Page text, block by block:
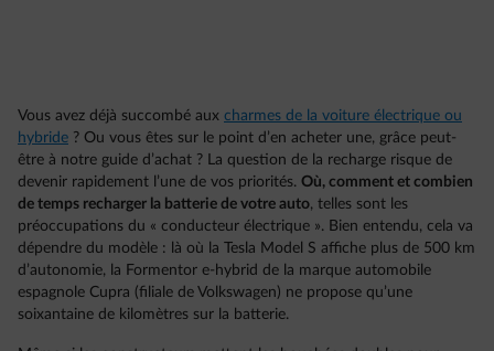
Vous avez déjà succombé aux charmes de la voiture électrique ou
hybride ? Ou vous êtes sur le point d’en acheter une, grâce peut-
être à notre guide d’achat ? La question de la recharge risque de
devenir rapidement l’une de vos priorités. Où, comment et combien
de temps recharger la batterie de votre auto, telles sont les
préoccupations du « conducteur électrique ». Bien entendu, cela va
dépendre du modèle : là où la Tesla Model S affiche plus de 500 km
d’autonomie, la Formentor e-hybrid de la marque automobile
espagnole Cupra (filiale de Volkswagen) ne propose qu’une
soixantaine de kilomètres sur la batterie.